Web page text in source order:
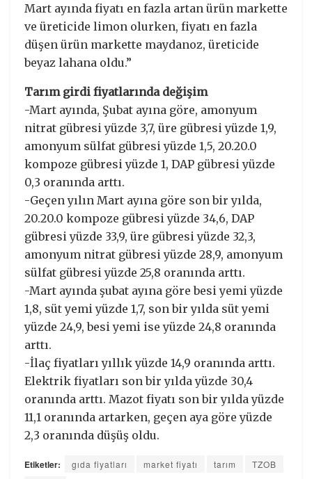
Mart ayında fiyatı en fazla artan ürün markette
ve üreticide limon olurken, fiyatı en fazla
düşen ürün markette maydanoz, üreticide
beyaz lahana oldu.”
Tarım girdi fiyatlarında değişim
-Mart ayında, Şubat ayına göre, amonyum
nitrat gübresi yüzde 3,7, üre gübresi yüzde 1,9,
amonyum sülfat gübresi yüzde 1,5, 20.20.0
kompoze gübresi yüzde 1, DAP gübresi yüzde
0,3 oranında arttı.
-Geçen yılın Mart ayına göre son bir yılda,
20.20.0 kompoze gübresi yüzde 34,6, DAP
gübresi yüzde 33,9, üre gübresi yüzde 32,3,
amonyum nitrat gübresi yüzde 28,9, amonyum
sülfat gübresi yüzde 25,8 oranında arttı.
-Mart ayında şubat ayına göre besi yemi yüzde
1,8, süt yemi yüzde 1,7, son bir yılda süt yemi
yüzde 24,9, besi yemi ise yüzde 24,8 oranında
arttı.
-İlaç fiyatları yıllık yüzde 14,9 oranında arttı.
Elektrik fiyatları son bir yılda yüzde 30,4
oranında arttı. Mazot fiyatı son bir yılda yüzde
11,1 oranında artarken, geçen aya göre yüzde
2,3 oranında düşüş oldu.
Etiketler: gıda fiyatları market fiyatı tarım
TZOB